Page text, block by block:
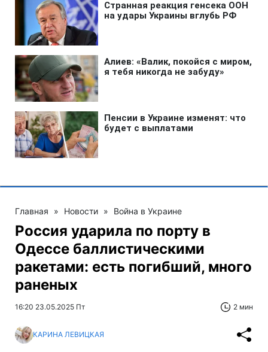
Главная » Новости » Война в Украине
Россия ударила по порту в
Одессе баллистическими
ракетами: есть погибший, много
раненых
16:20 23.05.2025 Пт 2 мин
КАРИНА ЛЕВИЦКАЯ